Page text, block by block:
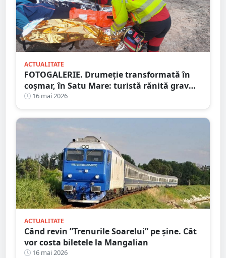
ACTUALITATE
FOTOGALERIE. Drumeție transformată în
coșmar, în Satu Mare: turistă rănită grav
după ce a alergat pe un traseu acoperit cu
frunze
16 mai 2026
ACTUALITATE
Când revin ”Trenurile Soarelui” pe şine. Cât
vor costa biletele la Mangalian
16 mai 2026